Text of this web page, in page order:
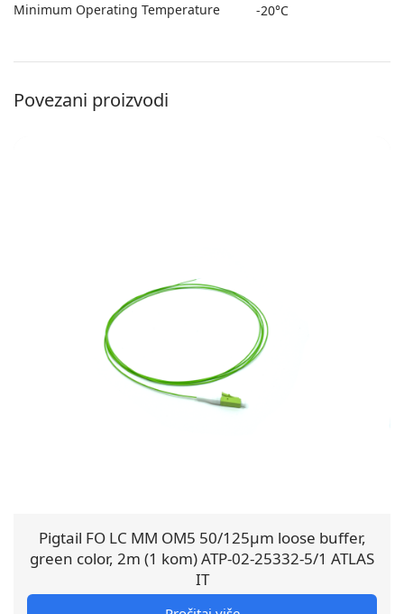
Minimum Operating Temperature -20°C
Povezani proizvodi
Pigtail FO LC MM OM5 50/125µm loose buffer,
green color, 2m (1 kom) ATP-02-25332-5/1 ATLAS
IT